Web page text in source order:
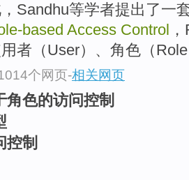
Sandhu等学者提出了一
based Access Control
者（User）、角色（
个网页-相关网页
角色的访问控制
控制